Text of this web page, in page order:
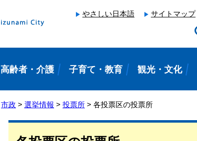
やさしい日本語 サイトマップ
高齢者・介護 子育て・教育 観光・文化
市政 > 選挙情報 > 投票所 > 各投票区の投票所